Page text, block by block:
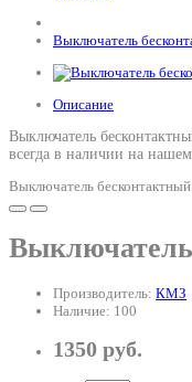
Выключатель
Описание
Выключатель
всегда в наличии на
Выключатель
Производитель: КМЗ
Наличие: 100
1350 руб.